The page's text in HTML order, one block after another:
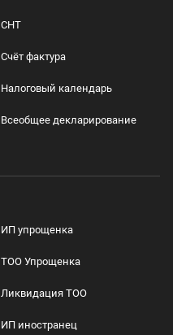
СНТ
Счёт фактура
Налоговый календарь
Всеобщее декларирование
ИП упрощенка
ТОО Упрощенка
Ликвидация ТОО
ИП иностранец